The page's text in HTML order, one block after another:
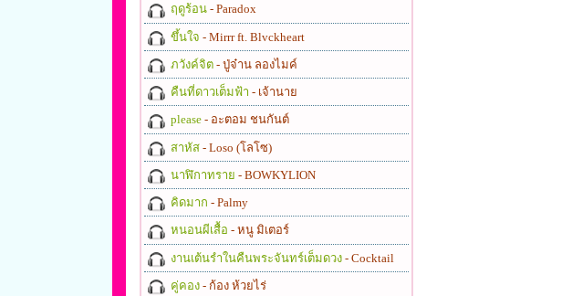
ฤดูร้อน - Paradox
ขึ้นใจ - Mirrr ft. Blvckheart
ภวังค์จิต - ปู่จ๋าน ลองไมค์
คืนที่ดาวเต็มฟ้า - เจ้านาย
please - อะตอม ชนกันต์
สาหัส - Loso (โลโซ)
นาฬิกาทราย - BOWKYLION
คิดมาก - Palmy
หนอนผีเสื้อ - หนู มิเตอร์
งานเต้นรำในคืนพระจันทร์เต็มดวง - Cocktail
คู่คอง - ก้อง ห้วยไร่